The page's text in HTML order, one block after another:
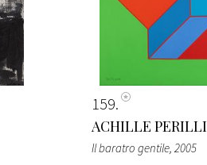
159
ACHILLE PERILLI
Il baratro gentile, 2005